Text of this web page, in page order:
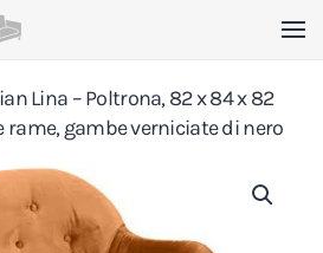
Lina – Poltrona, 82 x 84 x 82
rame, gambe verniciate di nero